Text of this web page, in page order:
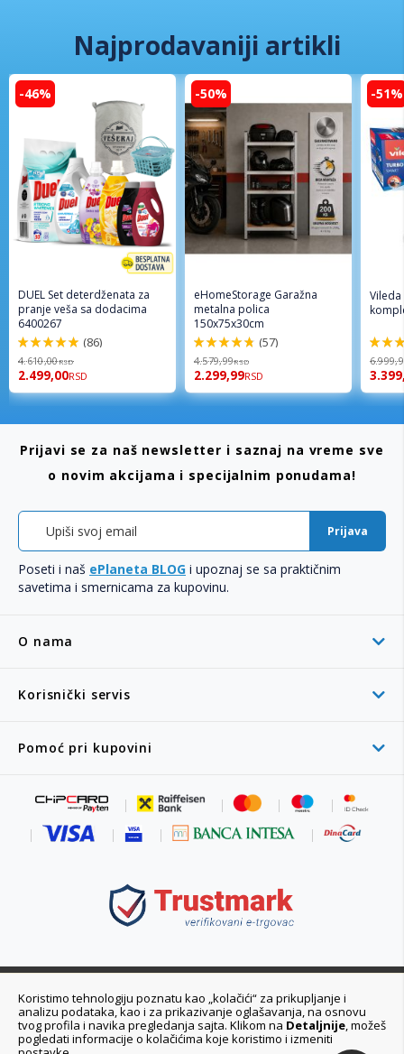
Najprodavaniji artikli
-46%
DUEL Set deterdženata za
pranje veša sa dodacima
6400267
98%
(86)
4.610,00RSD
2.499,00RSD
-50%
eHomeStorage Garažna
metalna polica
150x75x30cm
96%
(57)
4.579,99RSD
2.299,99RSD
-51%
92%
O nama
Korisnički servis
Pomoć pri kupovini
Prijavi se za naš newsletter i saznaj na vreme sve
o novim akcijama i specijalnim ponudama!
Prijava
Poseti i naš ePlaneta BLOG i upoznaj se sa praktičnim
savetima i smernicama za kupovinu.
011 6355 550
Ponedeljak - Petak 08:00 - 20:00h
Koristimo tehnologiju poznatu kao „kolačići“ za prikupljanje i
analizu podataka, kao i za prikazivanje oglašavanja, na osnovu
tvog profila i navika pregledanja sajta. Klikom na Detaljnije, možeš
pogledati informacije o kolačićima koje koristimo i izmeniti